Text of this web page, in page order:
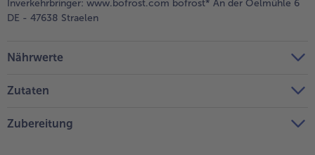
Inverkehrbringer: www.bofrost.com bofrost* An der Oelmühle 6
DE - 47638 Straelen
Nährwerte
Zutaten
Zubereitung